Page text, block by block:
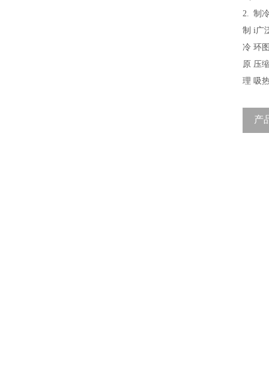
2.
制
冷
原
理
制
i广
环
压
吸
产